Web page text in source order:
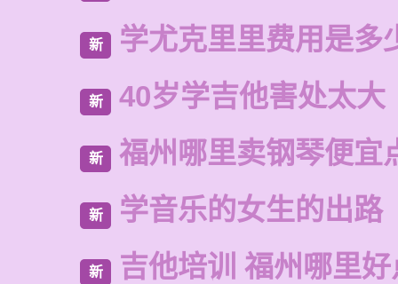
新 学尤克里里费用是多
新 40岁学吉他害处太大
新 福州哪里卖钢琴便宜
新 学音乐的女生的出路
新 吉他培训 福州哪里好